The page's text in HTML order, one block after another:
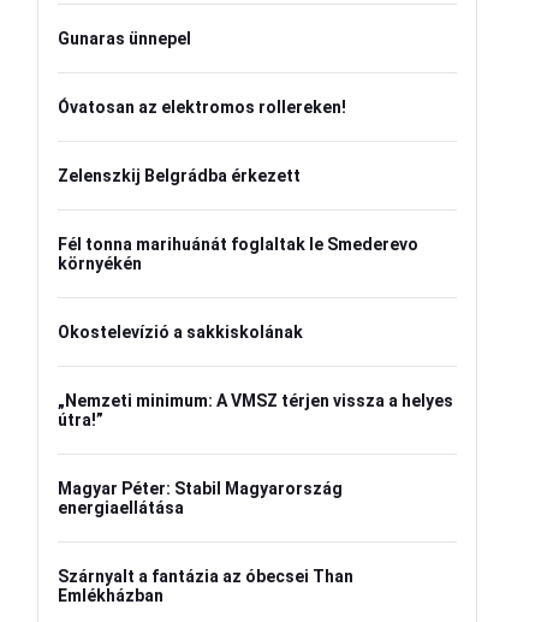
Gunaras ünnepel
Óvatosan az elektromos rollereken!
Zelenszkij Belgrádba érkezett
Fél tonna marihuánát foglaltak le Smederevo
környékén
Okostelevízió a sakkiskolának
„Nemzeti minimum: A VMSZ térjen vissza a helyes
útra!”
Magyar Péter: Stabil Magyarország
energiaellátása
Szárnyalt a fantázia az óbecsei Than
Emlékházban